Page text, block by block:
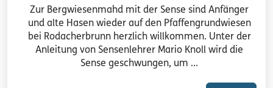
Zur Bergwiesenmahd mit der Sense sind Anfänger
und alte Hasen wieder auf den Pfaffengrundwiesen
bei Rodacherbrunn herzlich willkommen. Unter der
Anleitung von Sensenlehrer Mario Knoll wird die
Sense geschwungen, um ...